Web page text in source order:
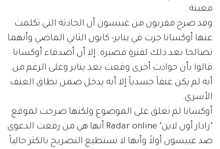
معينة.
وقد صرح مقربون من غيبسون أن الحادثة التي تكلمت
عنها أوكسانا جرت في يناير- كانون الثاني الماضي وأنهما
تصالحا بعد ذلك لقترةٍ قصيرة. إلا أن أصدقاء أوكسانا
قالوا بأن حوادث أخرى وقعت بعد يناير وعلى الرغم من
أنه لم يكن عنفاً جسدياً إلا أنه يدخل ضمن نطاق العنف
الأسري.
أوكسانا لم تعلق على الموضوع ولكنها صرحت لموقع
"رادار أون لاين" Radar online أنها هي من رفعت الدعوى
ضد غيبسون أولاً وأنها لا تستطيع التصريح بالكثر حالياً